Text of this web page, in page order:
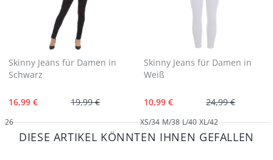
Skinny Jeans für Damen in
Schwarz
19,99 €
16,99 €
26
Skinny Jeans für Damen in
Weiß
24,99 €
10,99 €
XS/34 M/38 L/40 XL/42
DIESE ARTIKEL KÖNNTEN IHNEN GEFALLEN